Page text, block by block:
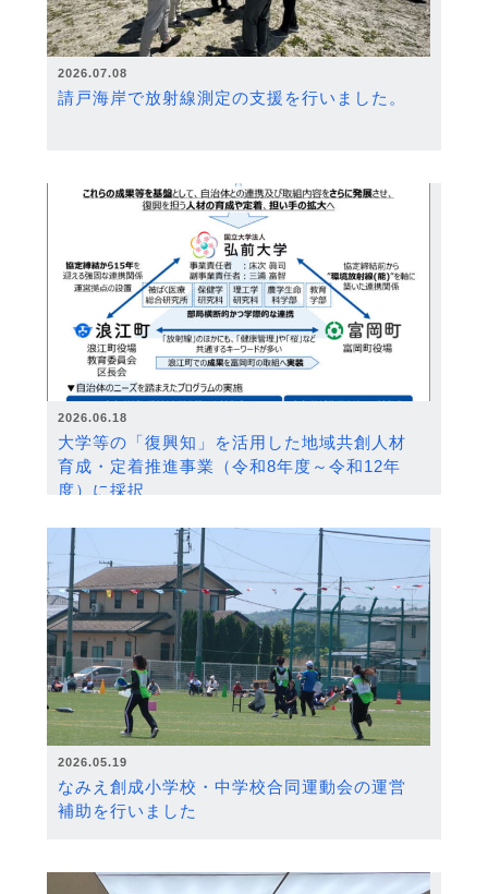
2026.07.08
請戸海岸で放射線測定の支援を行いました。
2026.06.18
大学等の「復興知」を活用した地域共創人材
育成・定着推進事業（令和8年度～令和12年
度）に採択
2026.05.19
なみえ創成小学校・中学校合同運動会の運営
補助を行いました